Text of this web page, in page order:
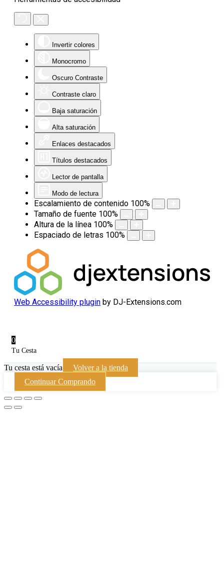
Invertir colores
Monocromo
Oscuro Contraste
Contraste claro
Baja saturación
Alta saturación
Enlaces destacados
Títulos destacados
Lector de pantalla
Modo de lectura
Escalamiento de contenido 100%
Tamaño de fuente 100%
Altura de la línea 100%
Espaciado de letras 100%
Web Accessibility plugin by DJ-Extensions.com
0
Tu Cesta
Tu cesta está vacía
Volver a la tienda
Continuar Comprando